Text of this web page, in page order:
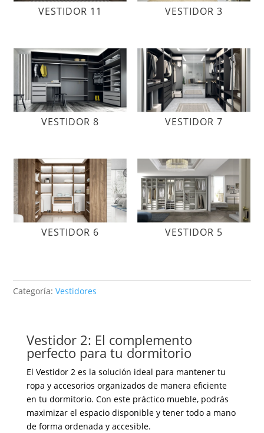
VESTIDOR 11 VESTIDOR 3
VESTIDOR 8 VESTIDOR 7
VESTIDOR 6 VESTIDOR 5
Categoría:Vestidores
Vestidor 2: El complemento
perfecto para tu dormitorio
El Vestidor 2 es la solución ideal para mantener tu
ropa y accesorios organizados de manera eficiente
en tu dormitorio. Con este práctico mueble, podrás
maximizar el espacio disponible y tener todo a mano
de forma ordenada y accesible.